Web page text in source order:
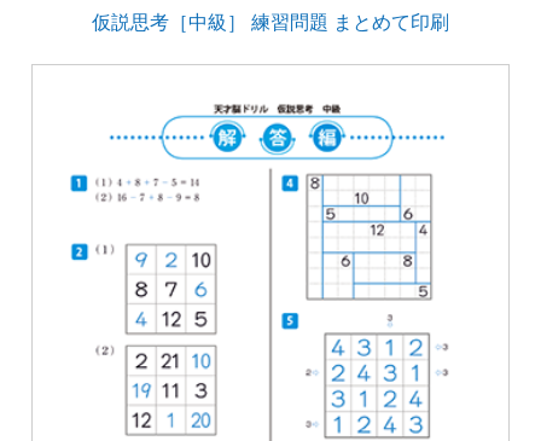
仮説思考［中級］ 練習問題 まとめて印刷